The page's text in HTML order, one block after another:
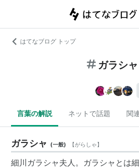
はてなブログ トップ
ガラシャ
言葉の解説 ネットで話題 関
ガラシャ (一般) 【がらしゃ】
細川ガラシャ夫人。ガラシャとは